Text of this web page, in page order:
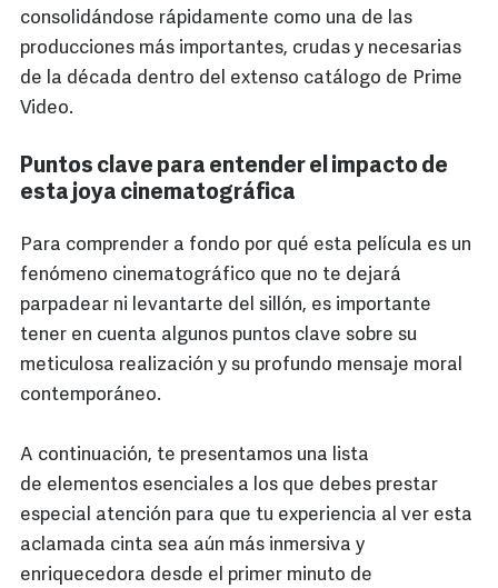
consolidándose rápidamente como una de las
producciones más importantes, crudas y necesarias
de la década dentro del extenso catálogo de Prime
Video.
Puntos clave para entender el impacto de
esta joya cinematográfica
Para comprender a fondo por qué esta película es un
fenómeno cinematográfico que no te dejará
parpadear ni levantarte del sillón, es importante
tener en cuenta algunos puntos clave sobre su
meticulosa realización y su profundo mensaje moral
contemporáneo.
A continuación, te presentamos una lista
de elementos esenciales a los que debes prestar
especial atención para que tu experiencia al ver esta
aclamada cinta sea aún más inmersiva y
enriquecedora desde el primer minuto de